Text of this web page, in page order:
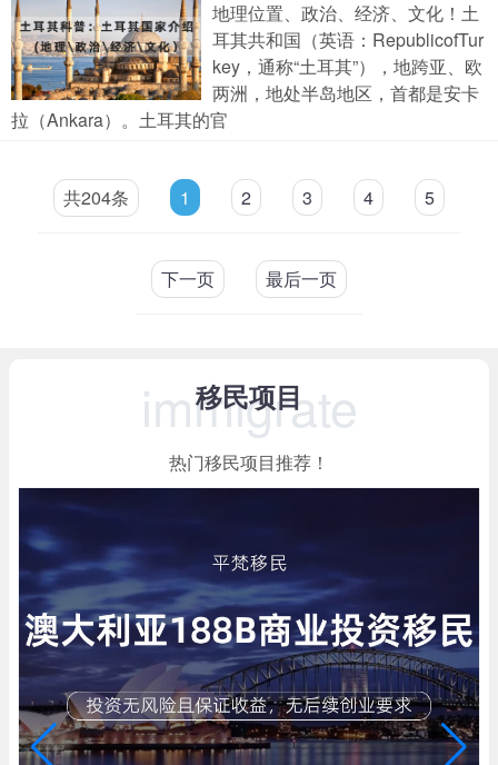
地理位置、政治、经济、文化！土
耳其共和国（英语：RepublicofTur
key，通称“土耳其”），地跨亚、欧
两洲，地处半岛地区，首都是安卡
拉（Ankara）。土耳其的官
共204条 1 2 3 4 5
下一页 最后一页
移民项目
immigrate
热门移民项目推荐！